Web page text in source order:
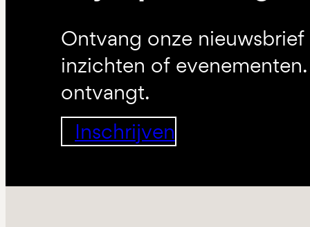
Ontvang onze
inzichten of
ontvangt.
Inschrijven